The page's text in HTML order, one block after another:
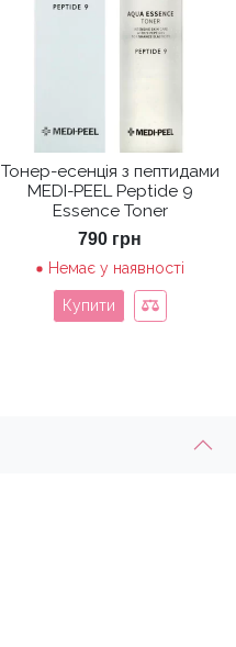
Тонер-есенція з пептидами
MEDI-PEEL Peptide 9
Essence Toner
790 грн
Немає у наявності
Купити